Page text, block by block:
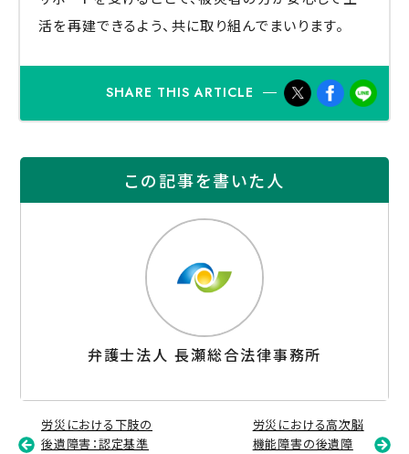
活を再建できるよう、共に取り組んでまいります。
SHARE THIS ARTICLE
この記事を書いた人
弁護士法人 長瀬総合法律事務所
労災における下肢の
後遺障害：認定基準
労災における高次脳
機能障害の後遺障